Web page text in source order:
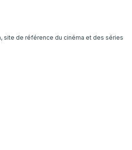
site de référence du cinéma et des séries